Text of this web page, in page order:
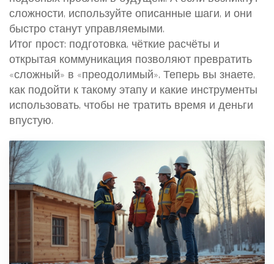
сложности, используйте описанные шаги, и они
быстро станут управляемыми.
Итог прост: подготовка, чёткие расчёты и
открытая коммуникация позволяют превратить
«сложный» в «преодолимый». Теперь вы знаете,
как подойти к такому этапу и какие инструменты
использовать, чтобы не тратить время и деньги
впустую.